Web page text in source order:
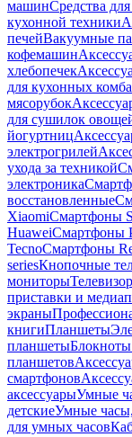
машинСредства
кухонной техники
печейВакуумные
кофемашин
хлебопечек
для кухонных
мясорубок
для сушилок
йогуртниц
электрогрилей
ухода за техникой
электроника
восстановленные
XiaomiСмартфоны
HuaweiСмартфоны
TecnoСмартфоны
seriesКнопочные
мониторы
приставки и
экраны
книгиПланшеты
планшеты
планшетов
смартфонов
аксессуарыУмные
детскиеУмные
для умных часов